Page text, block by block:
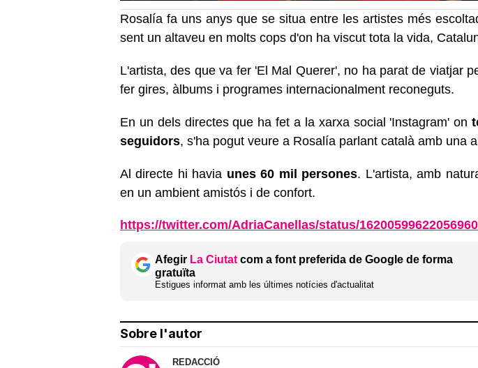
Rosalía fa uns anys que se situa entre les artistes més
sent un altaveu en molts cops d'on ha viscut tota la vida,
L'artista, des que va fer 'El Mal Querer', no ha parat de viatjar
fer gires, àlbums i programes internacionalment reconeguts.
En un dels directes que ha fet a la xarxa social 'Instagram' on
seguidors, s'ha pogut veure a Rosalía parlant català amb una
Al directe hi havia unes 60 mil persones. L'artista, amb
en un ambient amistós i de confort.
https://twitter.com/AdriaCanellas/status/
Afegir La Ciutat com a font preferida de Google de forma
gratuïta
Estigues informat amb les últimes notícies d'actualitat
Sobre l'autor
REDACCIÓ